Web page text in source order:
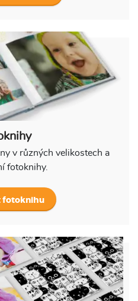
v různých velikostech a
fotoknihy.
fotoknihu